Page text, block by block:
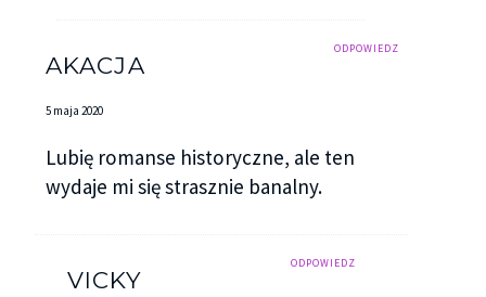
ODPOWIEDZ
AKACJA
5 maja 2020
Lubię romanse historyczne, ale ten
wydaje mi się strasznie banalny.
ODPOWIEDZ
VICKY